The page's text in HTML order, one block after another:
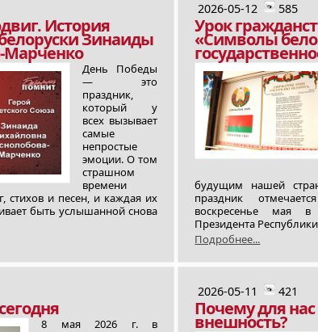
История
Зинаиды
Марченко
День Победы
— это
праздник,
который у
всех вызывает
самые
непростые
эмоции. О том
страшном
времени
стихов и песен, и каждая их
быть услышанной снова
2026-05-12 585
Урок
«Символы
будущим нашей
праздник
воскресенье мая в
Президента
Подробнее...
8 мая 2026 г. в
2026-05-11 421
Почему для
внешность?